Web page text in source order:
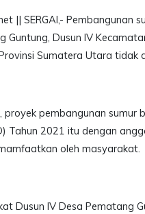
|| SERGAI,- Pembangunan
Guntung, Dusun IV
Sumatera Utara tidak
proyek pembangunan sumur
Tahun 2021 itu dengan
oleh masyarakat.
Dusun IV Desa Pematang